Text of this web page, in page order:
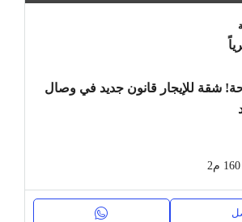
شقة للإيجار قانون جديد في وصال
160 م2